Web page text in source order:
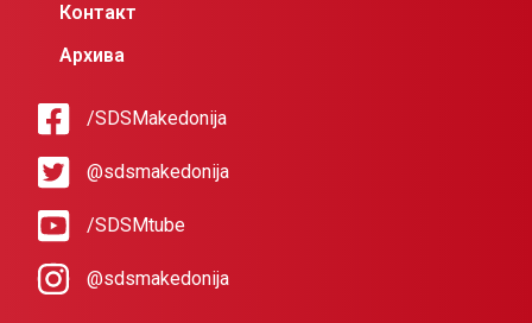
Контакт
Архива
/SDSMakedonija
@sdsmakedonija
/SDSMtube
@sdsmakedonija